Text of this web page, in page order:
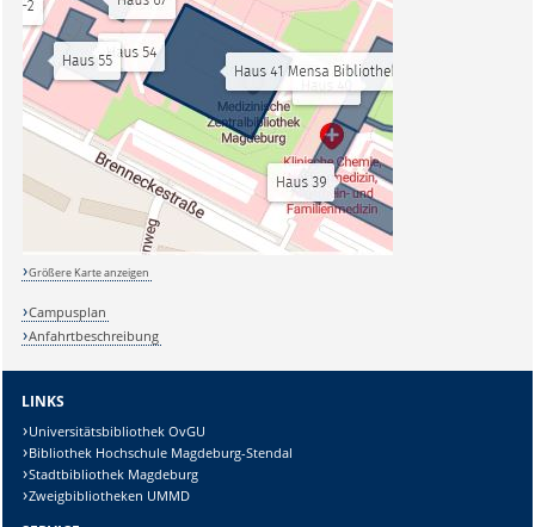
Größere Karte anzeigen
Campusplan
Anfahrtbeschreibung
LINKS
Universitätsbibliothek OvGU
Bibliothek Hochschule Magdeburg-Stendal
Stadtbibliothek Magdeburg
Zweigbibliotheken UMMD